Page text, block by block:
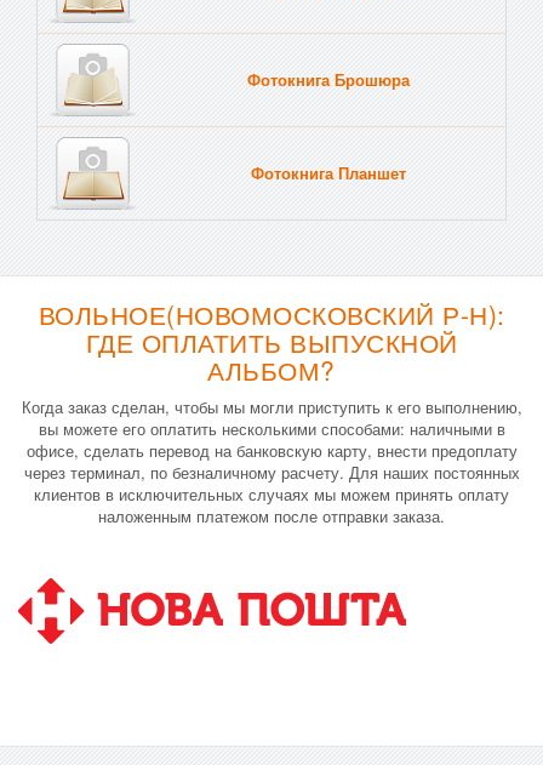
Фотокнига Брошюра
Фотокнига Планшет
ВОЛЬНОЕ(НОВОМОСКОВСКИЙ Р-Н):
ГДЕ ОПЛАТИТЬ ВЫПУСКНОЙ
АЛЬБОМ?
Когда заказ сделан, чтобы мы могли приступить к его выполнению,
вы можете его оплатить несколькими способами: наличными в
офисе, сделать перевод на банковскую карту, внести предоплату
через терминал, по безналичному расчету. Для наших постоянных
клиентов в исключительных случаях мы можем принять оплату
наложенным платежом после отправки заказа.